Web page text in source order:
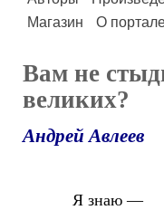
Магазин
О
Вам не
великих?
Андрей Авлеев
Я знаю —